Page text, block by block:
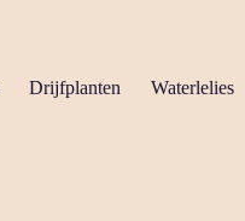
Drijfplanten Waterlelies